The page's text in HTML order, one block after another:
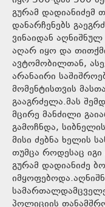
გურამ დადიანიძემ
დანარჩენებს
ვინაიდან
აღარ იყო და
ავტომობილთან,
არანაირი
მომენტისთვის
გააგრძელა.მას
მცირე მანძილი
გამოჩნდა,
მისი ძებნა ხელის
თუმცა როდესაც
გურამ დადიანიძე
პოლიციის